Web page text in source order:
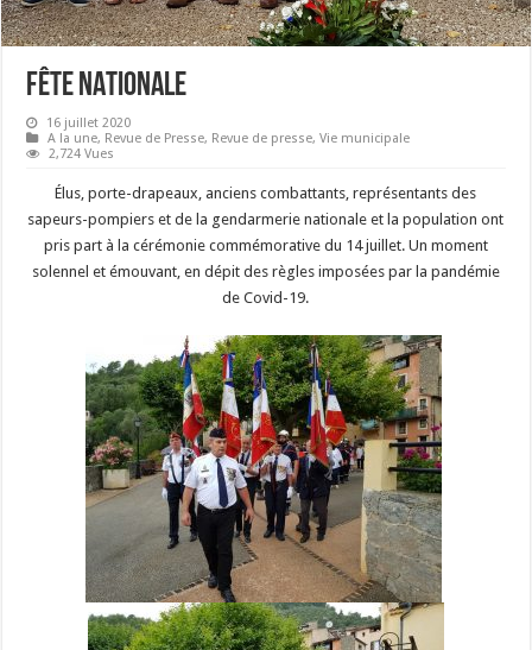
FÊTE NATIONALE
16 juillet 2020
A la une, Revue de Presse, Revue de presse,Vie municipale
2,724 Vues
Élus, porte-drapeaux, anciens combattants, représentants des
sapeurs-pompiers et de la gendarmerie nationale et la population ont
pris part à la cérémonie commémorative du 14 juillet. Un moment
solennel et émouvant, en dépit des règles imposées par la pandémie
de Covid-19.